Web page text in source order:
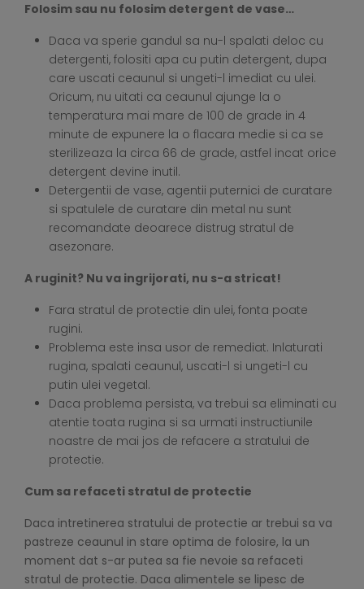
Folosim sau nu folosim detergent de vase…
Daca va sperie gandul sa nu-l spalati deloc cu
detergenti, folositi apa cu putin detergent, dupa
care uscati ceaunul si ungeti-l imediat cu ulei.
Oricum, nu uitati ca ceaunul ajunge la o
temperatura mai mare de 100 de grade in 4
minute de expunere la o flacara medie si ca se
sterilizeaza la circa 66 de grade, astfel incat orice
detergent devine inutil.
Detergentii de vase, agentii puternici de curatare
si spatulele de curatare din metal nu sunt
recomandate deoarece distrug stratul de
asezonare.
A ruginit? Nu va ingrijorati, nu s-a stricat!
Fara stratul de protectie din ulei, fonta poate
rugini.
Problema este insa usor de remediat. Inlaturati
rugina, spalati ceaunul, uscati-l si ungeti-l cu
putin ulei vegetal.
Daca problema persista, va trebui sa eliminati cu
atentie toata rugina si sa urmati instructiunile
noastre de mai jos de refacere a stratului de
protectie.
Cum sa refaceti stratul de protectie
Daca intretinerea stratului de protectie ar trebui sa va
pastreze ceaunul in stare optima de folosire, la un
moment dat s-ar putea sa fie nevoie sa refaceti
stratul de protectie. Daca alimentele se lipesc de